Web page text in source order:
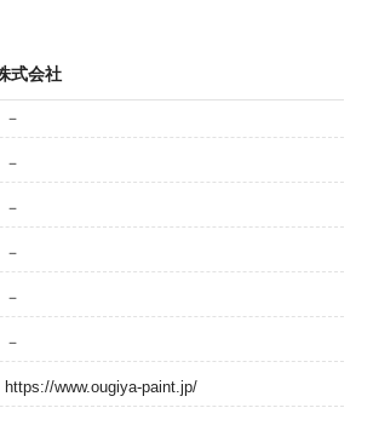
式会社
－
－
－
－
－
－
https://www.ougiya-paint.jp/